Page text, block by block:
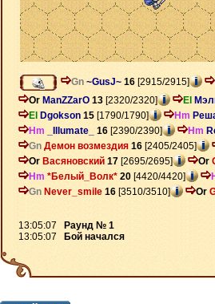
Gn ~GusJ~ 16 [2915/2915]
Or ManZZarO 13 [2320/2320] El
El Dgokson 15 [1790/1790] Hm
Hm
_Illumate_ 16 [2390/2390] Hm
Gn Демон возмездия 16 [2405/2405]
Or Васяновский 17 [2695/2695] Or
Hm *Белый_Волк* 20 [4420/4420]
Gn Never_smile 16 [3510/3510] Or
13:05:07
Раунд № 1
13:05:07
Бой начался